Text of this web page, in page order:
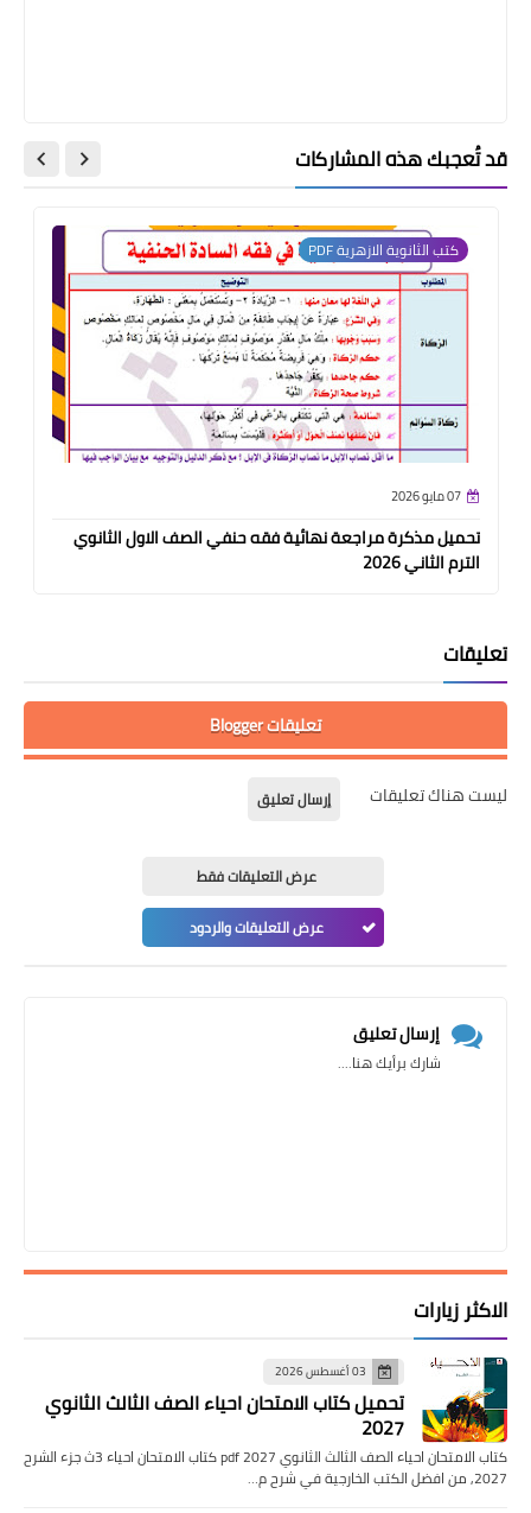
قد تُعجبك هذه المشاركات
كتب الثانوية الازهرية PDF
07 مايو 2026
تحميل مذكرة مراجعة نهائية فقه حنفي الصف الاول الثانوي
الترم الثاني 2026
تعليقات
تعليقات Blogger
ليست هناك تعليقات إرسال تعليق
عرض التعليقات فقط
عرض التعليقات والردود
إرسال تعليق
شارك برأيك هنا....
الاكثر زيارات
03 أغسطس 2026
تحميل كتاب الامتحان احياء الصف الثالث الثانوي
2027
كتاب الامتحان احياء الصف الثالث الثانوي pdf 2027 كتاب الامتحان احياء 3ث جزء الشرح
2027, من افضل الكتب الخارجية في شرح م…